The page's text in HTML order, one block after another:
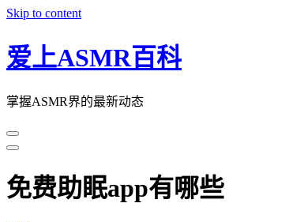
Skip to content
爱上ASMR百科
掌握ASMR界的最新动态
免费助眠app有哪些